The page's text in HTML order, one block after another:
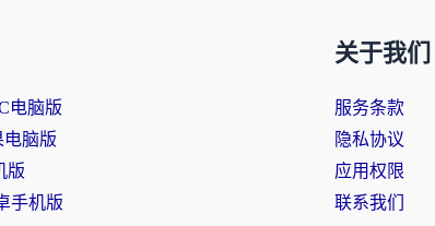
电脑版
电脑版
版
手机版
关于我们
服务条款
隐私协议
应用权限
联系我们